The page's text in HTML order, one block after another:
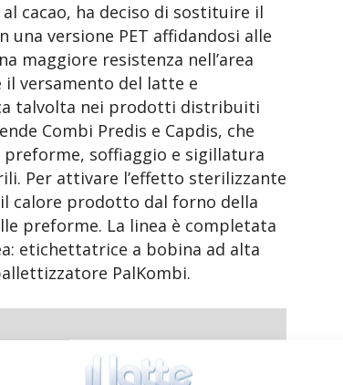
cacao, ha deciso di sostituire il
una versione PET affidandosi alle
maggiore resistenza nell’area
il versamento del latte e
talvolta nei prodotti distribuiti
Combi Predis e Capdis, che
soffiaggio e sigillatura
Per attivare l’effetto sterilizzante
calore prodotto dal forno della
preforme. La linea è completata
etichettatrice a bobina ad alta
PalKombi.